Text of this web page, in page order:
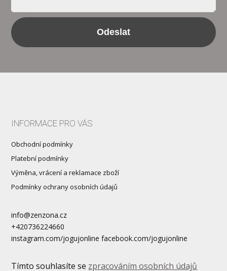
Odeslat
INFORMACE PRO VÁS
Obchodní podmínky
Platební podmínky
Výměna, vrácení a reklamace zboží
Podmínky ochrany osobních údajů
info@zenzona.cz
+420736224660
instagram.com/jogujonline facebook.com/jogujonline
Tímto souhlasíte se zpracováním osobních údajů